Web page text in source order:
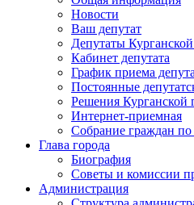
Новости
Ваш депутат
Депутаты
Кабинет депутата
График приема
Постоянные
Решения Курганской
Интернет-приемная
Собрание граждан
Глава города
Биография
Советы и комиссии
Администрация